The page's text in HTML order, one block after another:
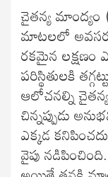
చైతన్య
మాటలలో
రకమైన లక్షణం
పరిస్థితులకి
ఆలోచనల్ని
చిన్నప్పుడు
ఎక్కడ
వైపు